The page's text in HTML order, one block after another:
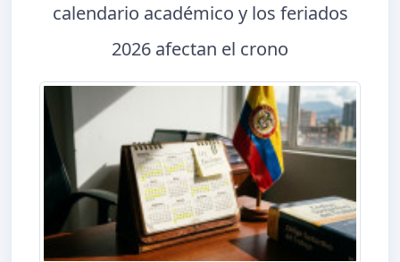
calendario académico y los feriados
2026 afectan el crono